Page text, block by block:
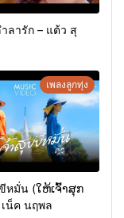
ลารัก – แต้ว สุ
เพลงลูกทุ่ง
หมั่น (ໃຫ້ເຈົ້າສຸກ
น็ค นฤพล